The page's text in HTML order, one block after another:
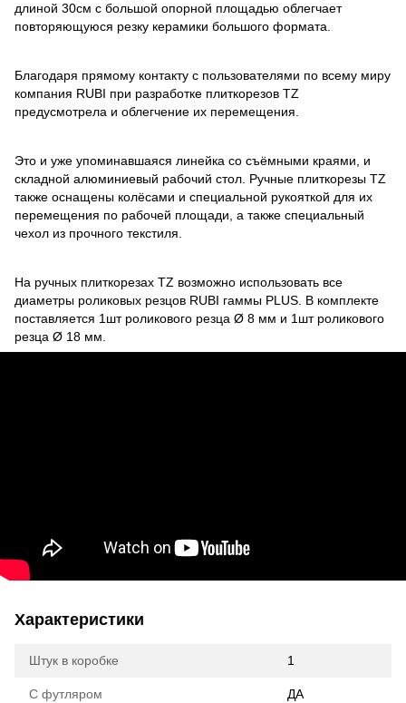
длиной 30см с большой опорной площадью облегчает
повторяющуюся резку керамики большого формата.
Благодаря прямому контакту с пользователями по всему миру
компания RUBI при разработке плиткорезов TZ
предусмотрела и облегчение их перемещения.
Это и уже упоминавшаяся линейка со съёмными краями, и
складной алюминиевый рабочий стол. Ручные плиткорезы TZ
также оснащены колёсами и специальной рукояткой для их
перемещения по рабочей площади, а также специальный
чехол из прочного текстиля.
На ручных плиткорезах TZ возможно использовать все
диаметры роликовых резцов RUBI гаммы PLUS. В комплекте
поставляется 1шт роликового резца Ø 8 мм и 1шт роликового
резца Ø 18 мм.
Характеристики
Штук в коробке 1
С футляром ДА